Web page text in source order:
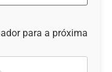
para a próxima